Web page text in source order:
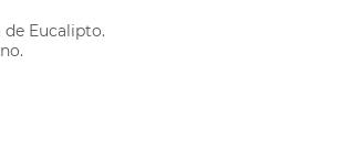
de Eucalipto.